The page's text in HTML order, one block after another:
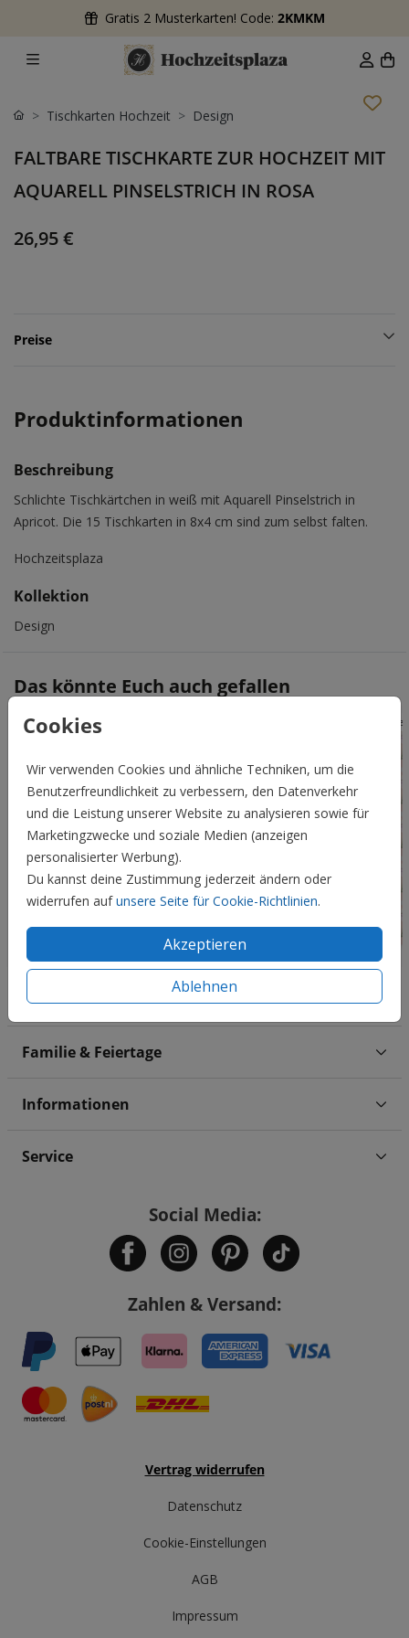
Gratis 2 Musterkarten! Code: 2KMKM
Cookies
Wir verwenden Cookies und ähnliche Techniken, um die
Benutzerfreundlichkeit zu verbessern, den Datenverkehr
und die Leistung unserer Website zu analysieren sowie für
Marketingzwecke und soziale Medien (anzeigen
personalisierter Werbung).
Du kannst deine Zustimmung jederzeit ändern oder
widerrufen aufunsere Seite für Cookie-Richtlinien.
Akzeptieren
Ablehnen
Tischkarten Hochzeit Design
FALTBARE TISCHKARTE ZUR HOCHZEIT MIT
AQUARELL PINSELSTRICH IN ROSA
26,95 €
Preise
Produktinformationen
Beschreibung
Schlichte Tischkärtchen in weiß mit Aquarell Pinselstrich in
Apricot. Die 15 Tischkarten in 8x4 cm sind zum selbst falten.
Hochzeitsplaza
Kollektion
Design
Das könnte Euch auch gefallen
Hochzeit
Familie & Feiertage
Informationen
Service
Social Media:
Zahlen & Versand:
Vertrag widerrufen
Datenschutz
Cookie-Einstellungen
AGB
Impressum